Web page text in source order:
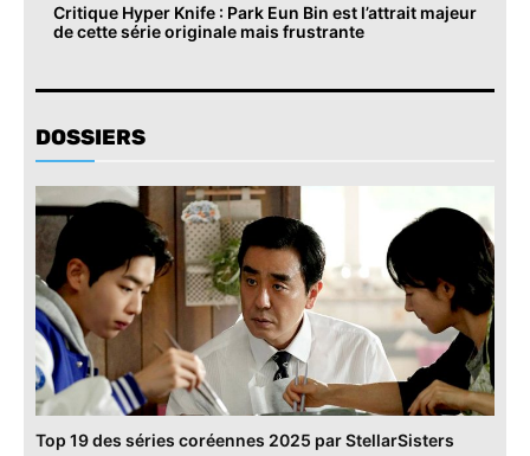
Critique Hyper Knife : Park Eun Bin est l’attrait majeur
de cette série originale mais frustrante
DOSSIERS
Top 19 des séries coréennes 2025 par StellarSisters